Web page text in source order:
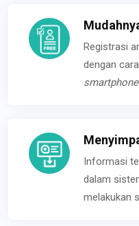
Registrasi
dengan
smartphone.
Informasi
dalam
melakukan